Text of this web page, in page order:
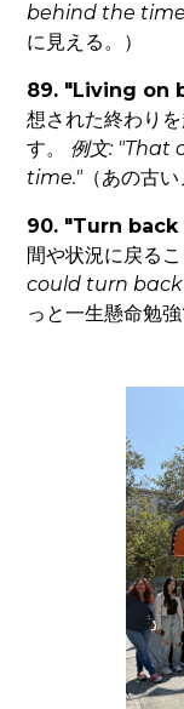
behind the
に見える。）
89. "Living on
想された終わり
す。 例文:
time."（あの古い
90. "Turn
間や状況に戻る
could turn
っと一生懸命勉